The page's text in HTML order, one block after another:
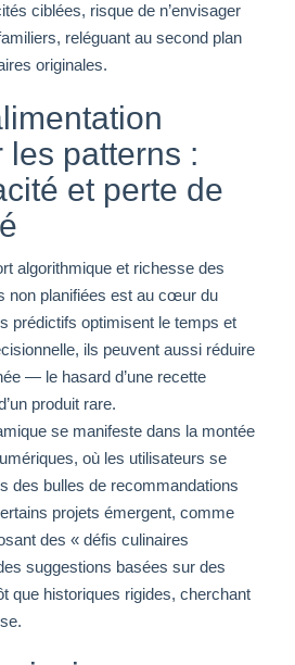
ciblées, risque de n’envisager
reléguant au second plan
originales.
les patterns :
et perte de
algorithmique et richesse des
non planifiées est au cœur du
prédictifs optimisent le temps et
ils peuvent aussi réduire
— le hasard d’une recette
produit rare.
se manifeste dans la montée
où les utilisateurs se
des bulles de recommandations
projets émergent, comme
des « défis culinaires
suggestions basées sur des
que historiques rigides, cherchant